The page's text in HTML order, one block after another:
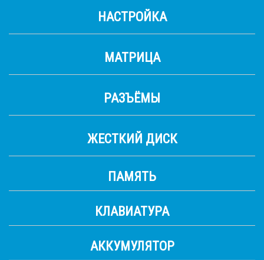
НАСТРОЙКА
МАТРИЦА
РАЗЪЁМЫ
ЖЕСТКИЙ ДИСК
ПАМЯТЬ
КЛАВИАТУРА
АККУМУЛЯТОР